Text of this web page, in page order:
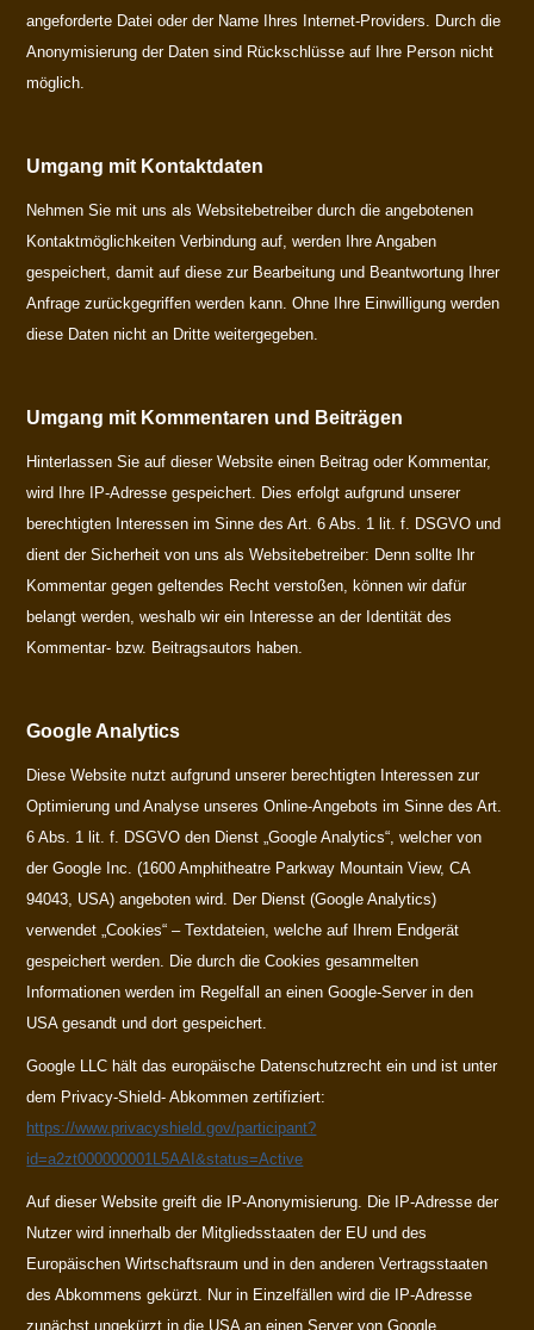
angeforderte Datei oder der Name Ihres Internet-Providers. Durch die
Anonymisierung der Daten sind Rückschlüsse auf Ihre Person nicht
möglich.
Umgang mit Kontaktdaten
Nehmen Sie mit uns als Websitebetreiber durch die angebotenen
Kontaktmöglichkeiten Verbindung auf, werden Ihre Angaben
gespeichert, damit auf diese zur Bearbeitung und Beantwortung Ihrer
Anfrage zurückgegriffen werden kann. Ohne Ihre Einwilligung werden
diese Daten nicht an Dritte weitergegeben.
Umgang mit Kommentaren und Beiträgen
Hinterlassen Sie auf dieser Website einen Beitrag oder Kommentar,
wird Ihre IP-Adresse gespeichert. Dies erfolgt aufgrund unserer
berechtigten Interessen im Sinne des Art. 6 Abs. 1 lit. f. DSGVO und
dient der Sicherheit von uns als Websitebetreiber: Denn sollte Ihr
Kommentar gegen geltendes Recht verstoßen, können wir dafür
belangt werden, weshalb wir ein Interesse an der Identität des
Kommentar- bzw. Beitragsautors haben.
Google Analytics
Diese Website nutzt aufgrund unserer berechtigten Interessen zur
Optimierung und Analyse unseres Online-Angebots im Sinne des Art.
6 Abs. 1 lit. f. DSGVO den Dienst „Google Analytics“, welcher von
der Google Inc. (1600 Amphitheatre Parkway Mountain View, CA
94043, USA) angeboten wird. Der Dienst (Google Analytics)
verwendet „Cookies“ – Textdateien, welche auf Ihrem Endgerät
gespeichert werden. Die durch die Cookies gesammelten
Informationen werden im Regelfall an einen Google-Server in den
USA gesandt und dort gespeichert.
Google LLC hält das europäische Datenschutzrecht ein und ist unter
dem Privacy-Shield- Abkommen zertifiziert:
https://www.privacyshield.gov/participant?
id=a2zt000000001L5AAI&status=Active
Auf dieser Website greift die IP-Anonymisierung. Die IP-Adresse der
Nutzer wird innerhalb der Mitgliedsstaaten der EU und des
Europäischen Wirtschaftsraum und in den anderen Vertragsstaaten
des Abkommens gekürzt. Nur in Einzelfällen wird die IP-Adresse
zunächst ungekürzt in die USA an einen Server von Google